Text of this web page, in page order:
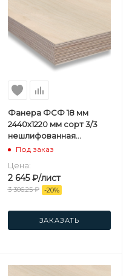
Фанера ФСФ 18 мм
2440х1220 мм сорт 3/3
нешлифованная
хвойная
Под заказ
Цена:
2 645₽/лист
3 306.25₽ -20%
ЗАКАЗАТЬ